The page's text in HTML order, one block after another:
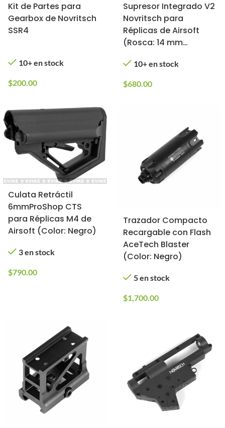
Kit de Partes para
Gearbox de Novritsch
SSR4
10+ en stock
$200.00
Supresor Integrado V2
Novritsch para
Réplicas de Airsoft
(Rosca: 14 mm
10+ en stock
$680.00
Culata Retráctil
6mmProShop CTS
para Réplicas M4 de
Airsoft (Color: Negro)
3 en stock
$790.00
Trazador Compacto
Recargable con Flash
AceTech Blaster
(Color: Negro)
5 en stock
$1,700.00